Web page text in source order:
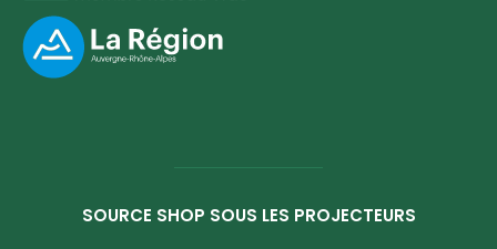
SOURCE SHOP SOUS LES PROJECTEURS